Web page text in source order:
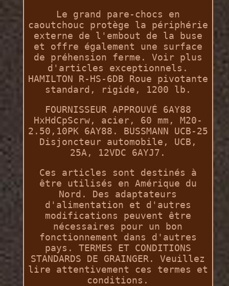
Le grand pare-chocs en
caoutchouc protège la périphérie
externe de l'embout de la buse
et offre également une surface
de préhension ferme. Voir plus
d'articles exceptionnels.
HAMILTON R-HS-6DB Roue pivotante
standard, rigide, 1200 lb.
FOURNISSEUR APPROUVÉ 6AY88
HxHdCpScrw, acier, 60 mm, M20-
2.50,10PK 6AY88. BUSSMANN UCB-25
Disjoncteur automobile, UCB,
25A, 12VDC 6AYJ7.
Ces articles sont destinés à
être utilisés en Amérique du
Nord. Des adaptateurs
d'alimentation et d'autres
modifications peuvent être
nécessaires pour un bon
fonctionnement dans d'autres
pays. TERMES ET CONDITIONS
STANDARDS DE GRAINGER. Veuillez
lire attentivement ces termes et
conditions.